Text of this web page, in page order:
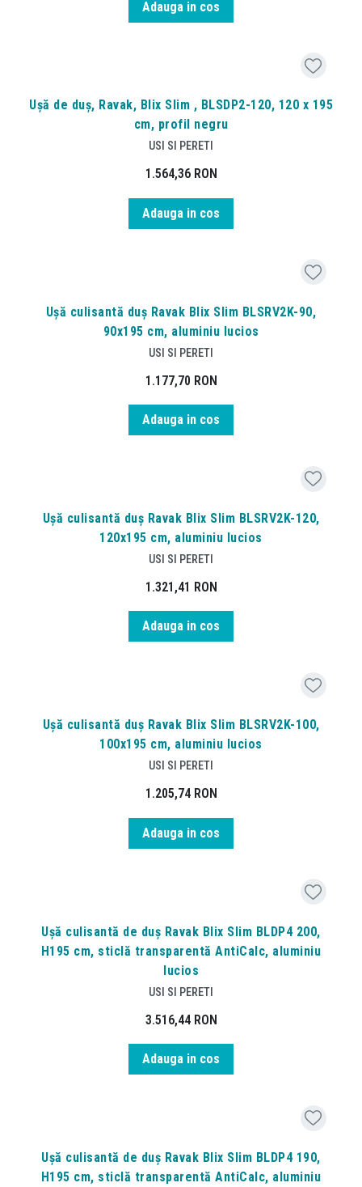
Adauga in cos
Ușă de duș, Ravak, Blix Slim , BLSDP2-120, 120 x 195
cm, profil negru
USI SI PERETI
1.564,36 RON
Adauga in cos
Ușă culisantă duș Ravak Blix Slim BLSRV2K-90,
90x195 cm, aluminiu lucios
USI SI PERETI
1.177,70 RON
Adauga in cos
Ușă culisantă duș Ravak Blix Slim BLSRV2K-120,
120x195 cm, aluminiu lucios
USI SI PERETI
1.321,41 RON
Adauga in cos
Ușă culisantă duș Ravak Blix Slim BLSRV2K-100,
100x195 cm, aluminiu lucios
USI SI PERETI
1.205,74 RON
Adauga in cos
Ușă culisantă de duș Ravak Blix Slim BLDP4 200,
H195 cm, sticlă transparentă AntiCalc, aluminiu
lucios
USI SI PERETI
3.516,44 RON
Adauga in cos
Ușă culisantă de duș Ravak Blix Slim BLDP4 190,
H195 cm, sticlă transparentă AntiCalc, aluminiu